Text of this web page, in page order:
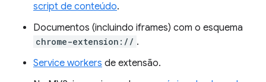
script de conteúdo.
Documentos (incluindo iframes) com o esquema
chrome-extension:// .
Service workers de extensão.